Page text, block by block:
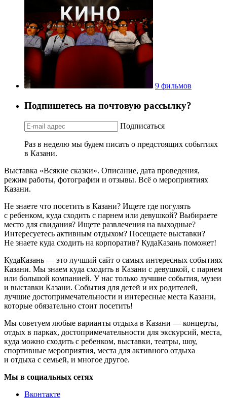
9 фильмов
Подпишетесь на почтовую рассылку?
Подписаться
Раз в неделю мы будем писать о предстоящих событиях
в Казани.
Выставка «Всякие сказки». Описание, дата проведения,
режим работы, фотографии и отзывы. Всё о мероприятиях
Казани.
Не знаете что посетить в Казани? Ищете где погулять
с ребенком, куда сходить с парнем или девушкой? Выбираете
место для свидания? Ищете развлечения на выходные?
Интересуетесь активным отдыхом? Посещаете выставки?
Не знаете куда сходить на корпоратив? КудаКазань поможет!
КудаКазань — это лучший сайт о самых интересных событиях
Казани. Мы знаем куда сходить в Казани с девушкой, с парнем
или большой компанией. У нас только лучшие события, музеи
и выставки Казани. События для детей и их родителей,
лучшие достопримечательности и интересные места Казани,
которые обязательно стоит посетить!
Мы советуем любые варианты отдыха в Казани — концерты,
отдых в парках, достопримечательности для экскурсий, места,
куда можно сходить с ребенком, выставки, театры, шоу,
спортивные мероприятия, места для активного отдыха
и отдыха с семьей, и многое другое.
Мы в социальных сетях
Вконтакте